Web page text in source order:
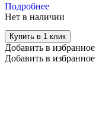
Подробнее
Нет в наличии
Купить в 1 клик
Добавить в избранное
Добавить в избранное